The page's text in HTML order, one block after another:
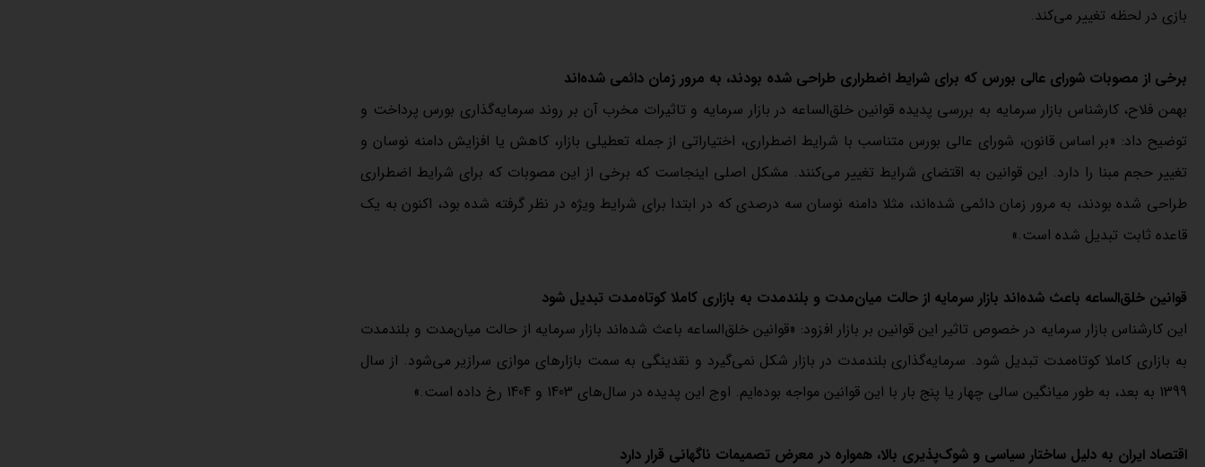
بازی در لحظه تغییر می‌کند.
برخی از مصوبات شورای عالی بورس که برای شرایط اضطراری طراحی شده بودند، به مرور زمان دائمی شده‌اند
بهمن فلاح، کارشناس بازار سرمایه به بررسی پدیده قوانین خلق‌الساعه در بازار سرمایه و تاثیرات مخرب آن بر روند سرمایه‌گذاری بورس پرداخت و
توضیح داد: «بر اساس قانون، شورای عالی بورس متناسب با شرایط اضطراری، اختیاراتی از جمله تعطیلی بازار، کاهش یا افزایش دامنه نوسان و
تغییر حجم مبنا را دارد. این قوانین به اقتضای شرایط تغییر می‌کنند. مشکل اصلی اینجاست که برخی از این مصوبات که برای شرایط اضطراری
طراحی شده بودند، به مرور زمان دائمی شده‌اند، مثلا دامنه نوسان سه درصدی که در ابتدا برای شرایط ویژه در نظر گرفته شده بود، اکنون به یک
قاعده ثابت تبدیل شده است.»
قوانین خلق‌الساعه باعث شده‌اند بازار سرمایه از حالت میان‌مدت و بلندمدت به بازاری کاملا کوتاه‌مدت تبدیل شود
این کارشناس بازار سرمایه در خصوص تاثیر این قوانین بر بازار افزود: «قوانین خلق‌الساعه باعث شده‌اند بازار سرمایه از حالت میان‌مدت و بلندمدت
به بازاری کاملا کوتاه‌مدت تبدیل شود. سرمایه‌گذاری بلندمدت در بازار شکل نمی‌گیرد و نقدینگی به سمت بازارهای موازی سرازیر می‌شود. از سال
1399 به بعد، به طور میانگین سالی چهار یا پنج بار با این قوانین مواجه بوده‌ایم. اوج این پدیده در سال‌های 1403 و 1404 رخ داده است.»
اقتصاد ایران به دلیل ساختار سیاسی و شوک‌پذیری بالا، همواره در معرض تصمیمات ناگهانی قرار دارد